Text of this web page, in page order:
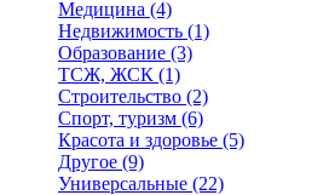
Медицина (4)
Недвижимость (1)
Образование (3)
ТСЖ, ЖСК (1)
Строительство (2)
Спорт, туризм (6)
Красота и здоровье (5)
Другое (9)
Универсальные (22)